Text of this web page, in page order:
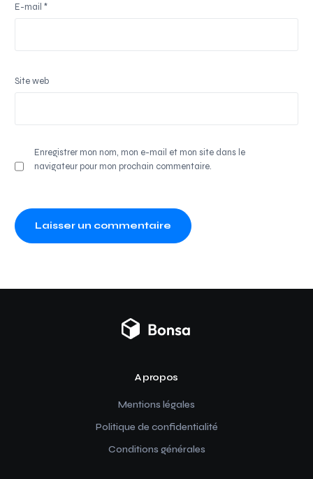
E-mail*
Site web
Enregistrer mon nom, mon e-mail et mon site dans le
navigateur pour mon prochain commentaire.
A propos
Mentions légales
Politique de confidentialité
Conditions générales